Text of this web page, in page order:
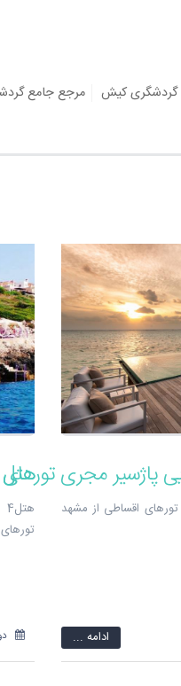
گردشگری کیش مرجع جامع
پاژسیر مجری
اقساطی از مشهد
ادامه ...
هتل 4 ستاره لوکا اکسکلاسیو در آنتالیا - شرکت هواپیمایی پاژسیر مجری
تورهای